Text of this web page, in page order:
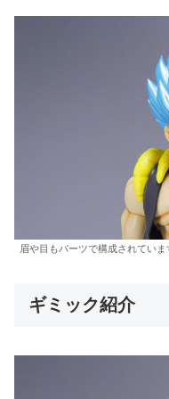
眉や目もパーツで構成されていま
ギミック紹介